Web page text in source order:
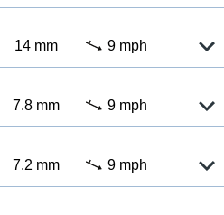
14 mm 9 mph
7.8 mm 9 mph
7.2 mm 9 mph